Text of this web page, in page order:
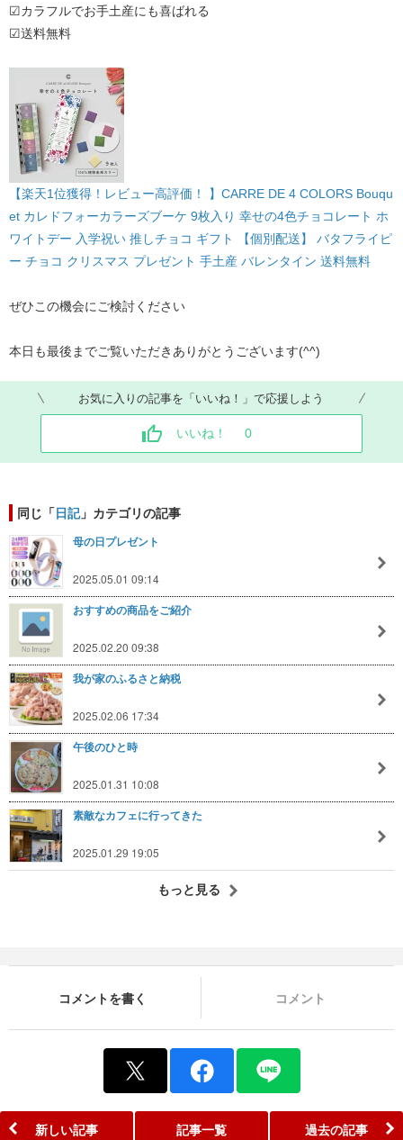
☑カラフルでお手土産にも喜ばれる
☑送料無料
【楽天1位獲得！レビュー高評価！ 】CARRE DE 4 COLORS Bouqu
et カレドフォーカラーズブーケ 9枚入り 幸せの4色チョコレート ホ
ワイトデー 入学祝い 推しチョコ ギフト 【個別配送】 バタフライピ
ー チョコ クリスマス プレゼント 手土産 バレンタイン 送料無料
ぜひこの機会にご検討ください
本日も最後までご覧いただきありがとうございます(^^)
お気に入りの記事を「いいね！」で応援しよう
いいね！ 0
同じ「日記」カテゴリの記事
母の日プレゼント
2025.05.01 09:14
おすすめの商品をご紹介
2025.02.20 09:38
我が家のふるさと納税
2025.02.06 17:34
午後のひと時
2025.01.31 10:08
素敵なカフェに行ってきた
2025.01.29 19:05
もっと見る
コメントを書く コメント
新しい記事 記事一覧 過去の記事